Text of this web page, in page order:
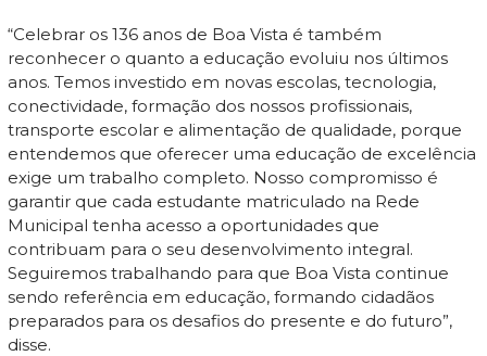
“Celebrar os 136 anos de Boa Vista é também
reconhecer o quanto a educação evoluiu nos últimos
anos. Temos investido em novas escolas, tecnologia,
conectividade, formação dos nossos profissionais,
transporte escolar e alimentação de qualidade, porque
entendemos que oferecer uma educação de excelência
exige um trabalho completo. Nosso compromisso é
garantir que cada estudante matriculado na Rede
Municipal tenha acesso a oportunidades que
contribuam para o seu desenvolvimento integral.
Seguiremos trabalhando para que Boa Vista continue
sendo referência em educação, formando cidadãos
preparados para os desafios do presente e do futuro”,
disse.